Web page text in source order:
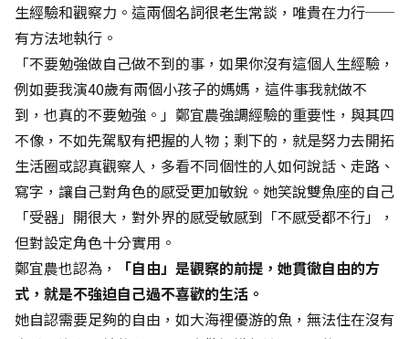
生經驗和觀察力。這兩個名詞很老生常談，唯貴在力行──
有方法地執行。
「不要勉強做自己做不到的事，如果你沒有這個人生經驗，
例如要我演40歲有兩個小孩子的媽媽，這件事我就做不
到，也真的不要勉強。」鄭宜農強調經驗的重要性，與其四
不像，不如先駕馭有把握的人物；剩下的，就是努力去開拓
生活圈或認真觀察人，多看不同個性的人如何說話、走路、
寫字，讓自己對角色的感受更加敏銳。她笑說雙魚座的自己
「受器」開很大，對外界的感受敏感到「不感受都不行」，
但對設定角色十分實用。
鄭宜農也認為，
「自由」是觀察的前提，她貫徹自由的方
式，就是不強迫自己過不喜歡的生活。
她自認需要足夠的自由，如大海裡優游的魚，無法住在沒有